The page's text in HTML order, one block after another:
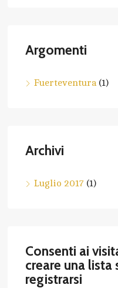
Argomenti
Fuerteventura(1)
Archivi
Luglio 2017 (1)
Consenti ai
creare una lista
registrarsi